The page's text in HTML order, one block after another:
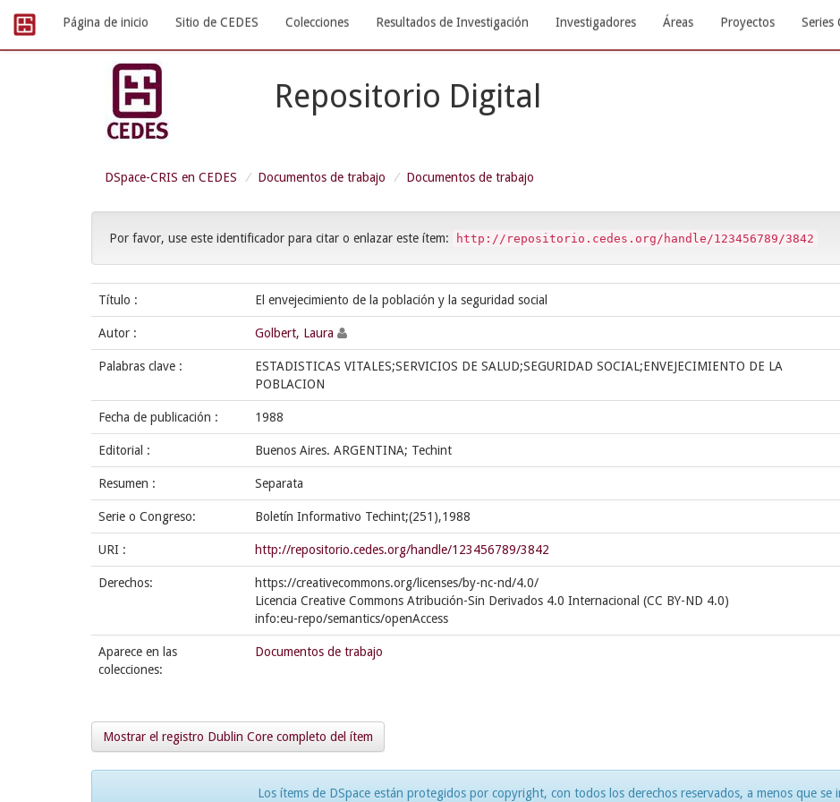
navigation
Página de inicio Sitio de CEDES Colecciones Resultados de Investigación Investigadores Áreas Proyectos Series
Repositorio Digital
DSpace-CRIS en CEDES Documentos de trabajo Documentos de trabajo
Por favor, use este identificador para citar o enlazar este ítem: http://repositorio.cedes.org/handle/123456789/3842
Título : El envejecimiento de la población y la seguridad social
Autor : Golbert, Laura
Palabras clave :
ESTADISTICAS VITALES;SERVICIOS DE SALUD;SEGURIDAD SOCIAL;ENVEJECIMIENTO DE LA
POBLACION
Fecha de publicación : 1988
Editorial : Buenos Aires. ARGENTINA; Techint
Resumen : Separata
Serie o Congreso: Boletín Informativo Techint;(251),1988
URI : http://repositorio.cedes.org/handle/123456789/3842
Derechos:
https://creativecommons.org/licenses/by-nc-nd/4.0/
Licencia Creative Commons Atribución-Sin Derivados 4.0 Internacional (CC BY-ND 4.0)
info:eu-repo/semantics/openAccess
Aparece en las
colecciones:
Documentos de trabajo
Mostrar el registro Dublin Core completo del ítem
Los ítems de DSpace están protegidos por copyright, con todos los derechos reservados, a menos que se